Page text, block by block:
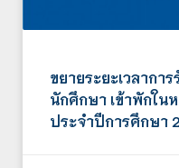
ขยายระยะเวลากา
นักศึกษา เข้าพักใน
ประจำปีการศึกษา